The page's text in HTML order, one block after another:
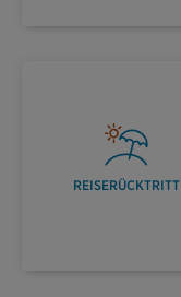
REISERÜCKTRITT